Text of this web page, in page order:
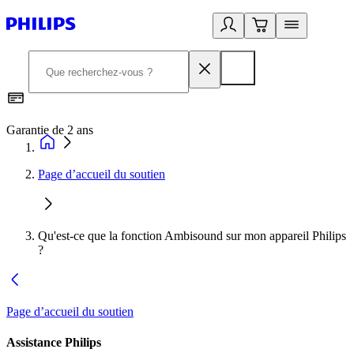
Garantie de 2 ans
Page d’accueil du soutien
Qu'est-ce que la fonction Ambisound sur mon appareil Philips
?
Page d’accueil du soutien
Assistance Philips